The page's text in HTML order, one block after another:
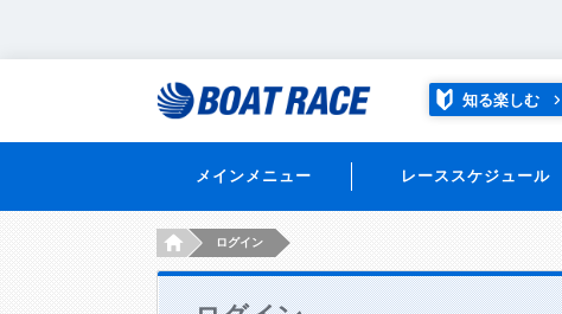
知る楽しむ
メインメニュー レーススケジュール
HOMEログイン